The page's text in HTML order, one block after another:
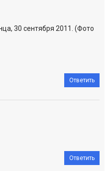
30 сентября 2011. (Фото
Ответить
Ответить